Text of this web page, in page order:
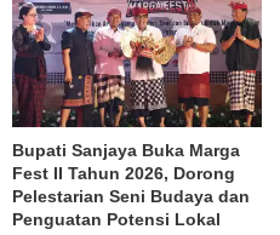
Bupati Sanjaya Buka Marga
Fest II Tahun 2026, Dorong
Pelestarian Seni Budaya dan
Penguatan Potensi Lokal